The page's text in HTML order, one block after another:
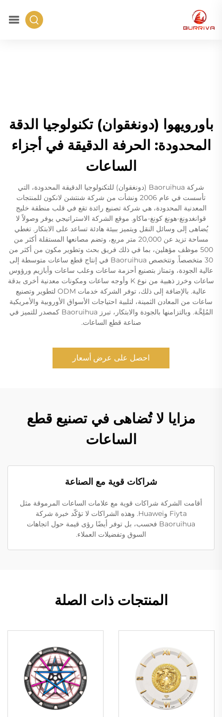
باورويهوا (دونغقوان) تكنولوجيا الدقة
المحدودة: الحرفة الدقيقة في أجزاء
الساعات
شركة Baoruihua (دونغقوان) للتكنولوجيا الدقيقة المحدودة، التي
تأسست في عام 2006 ونشأت من شركة شنتشن لانكون للمنتجات
المعدنية المحدودة، هي شركة تصنيع رائدة تقع في قلب منطقة خليج
قوانغدونغ-هونغ كونغ-ماكاو. موقع الشركة الاستراتيجي يوفر وصولاً لا
يُضاهى إلى وسائل النقل ويتميز ببيئة هادئة تساعد على الابتكار. تغطي
مساحة تزيد عن 20,000 متر مربع، وتضم مصانعها المستقلة أكثر من
500 موظف مؤهلين، بما في ذلك فريق بحث وتطوير مكون من أكثر من
30 متخصصاً. وتتخصص Baoruihua في إنتاج قطع ساعات متوسطة إلى
عالية الجودة، وتمتاز بتصنيع أحزمة ساعات وعلب ساعات وأبازيم ورؤوس
ساعات وخرز ذهبية من نوع K وأوجه ساعات ومكونات معدنية أخرى بدقة
عالية. بالإضافة إلى ذلك، توفر الشركة خدمات ODM لتطوير وتصنيع
ساعات من المعادن الثمينة، لتلبية احتياجات الأسواق الأوروبية والأمريكية
المُلِحَّة. وبالتزامنها بالجودة والابتكار، تبرز Baoruihua كمصدر للتميز في
صناعة قطع الساعات.
احصل على عرض أسعار
مزايا لا تُضاهى في تصنيع قطع
الساعات
شراكات قوية مع الصناعة
أقامت الشركة شراكات قوية مع علامات الساعات المرموقة مثل
Fiyta وHuawei. وهذه الشراكات لا تؤكّد خبرة شركة
Baoruihua فحسب، بل توفر أيضًا رؤى قيمة حول اتجاهات
السوق وتفضيلات العملاء.
المنتجات ذات الصلة